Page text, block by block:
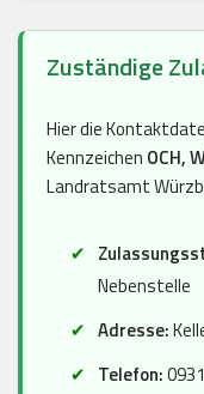
Zuständige
Hier die
Kennzeichen OCH,
Landratsamt
Nebenstelle
Adresse:
Telefon: